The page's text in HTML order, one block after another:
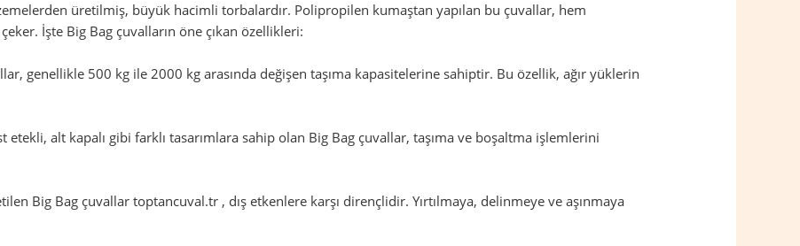
üretilmiş, büyük hacimli torbalardır. Polipropilen kumaştan yapılan bu çuvallar, hem
İşte Big Bag çuvalların öne çıkan özellikleri:
genellikle 500 kg ile 2000 kg arasında değişen taşıma kapasitelerine sahiptir. Bu özellik, ağır yüklerin
etekli, alt kapalı gibi farklı tasarımlara sahip olan Big Bag çuvallar, taşıma ve boşaltma işlemlerini
Big Bag çuvallar toptancuval.tr , dış etkenlere karşı dirençlidir. Yırtılmaya, delinmeye ve aşınmaya